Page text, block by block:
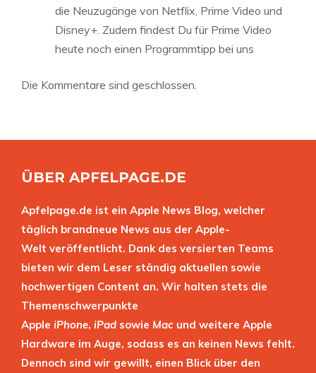
die Neuzugänge von Netflix, Prime Video und
Disney+. Zudem findest Du für Prime Video
heute noch einen Programmtipp bei uns
Die Kommentare sind geschlossen.
ÜBER APFELPAGE.DE
Apfelpage.de ist ein Apple News Blog, welcher
täglich brandneue News aus der Apple-
Welt veröffentlicht. Dank des versierten Teams
bieten wir dem Leser ständig aktuellen sowie
hochwertigen Content an. Wir halten stets die
Themenschwerpunkte
Apple iPhone, iPad sowie Mac und weitere Apple
Hardware im Auge, sodass es an keinen News fehlt.
Dennoch sind wir gewillt, einen Blick über den